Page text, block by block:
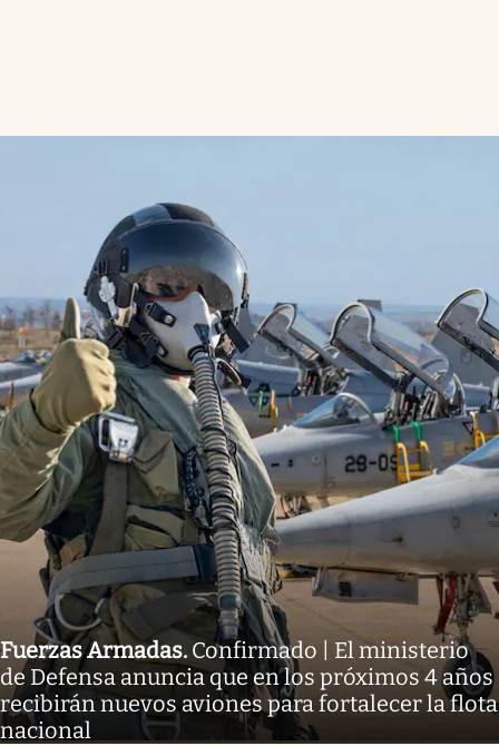
Fuerzas Armadas. Confirmado | El ministerio
de Defensa anuncia que en los próximos 4 años
recibirán nuevos aviones para fortalecer la flota
nacional